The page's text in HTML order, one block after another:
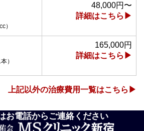
）
48,000円〜
詳細はこちら▶
）
165,000円
詳細はこちら▶
上記以外の治療費用一覧はこちら▶
お電話からご連絡ください